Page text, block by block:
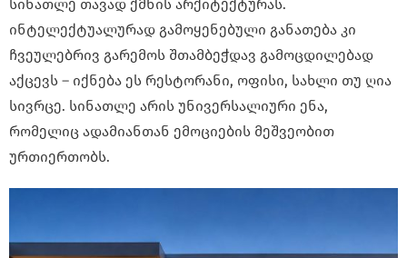
სინათლე თავად ქმნის არქიტექტურას.
ინტელექტუალურად გამოყენებული განათება კი
ჩვეულებრივ გარემოს შთამბეჭდავ გამოცდილებად
აქცევს – იქნება ეს რესტორანი, ოფისი, სახლი თუ ღია
სივრცე. სინათლე არის უნივერსალიური ენა,
რომელიც ადამიანთან ემოციების მეშვეობით
ურთიერთობს.